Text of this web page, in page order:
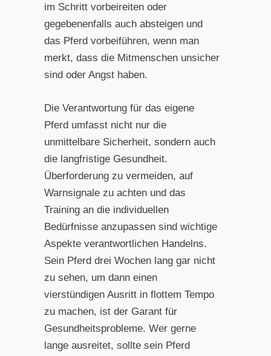
im Schritt vorbeireiten oder
gegebenenfalls auch absteigen und
das Pferd vorbeiführen, wenn man
merkt, dass die Mitmenschen unsicher
sind oder Angst haben.
Die Verantwortung für das eigene
Pferd umfasst nicht nur die
unmittelbare Sicherheit, sondern auch
die langfristige Gesundheit.
Überforderung zu vermeiden, auf
Warnsignale zu achten und das
Training an die individuellen
Bedürfnisse anzupassen sind wichtige
Aspekte verantwortlichen Handelns.
Sein Pferd drei Wochen lang gar nicht
zu sehen, um dann einen
vierstündigen Ausritt in flottem Tempo
zu machen, ist der Garant für
Gesundheitsprobleme. Wer gerne
lange ausreitet, sollte sein Pferd